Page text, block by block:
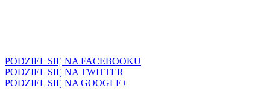
PODZIEL SIĘ NA FACEBOOKU
PODZIEL SIĘ NA TWITTER
PODZIEL SIĘ NA GOOGLE+